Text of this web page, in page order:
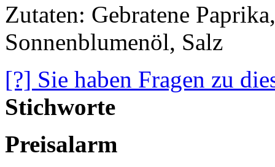
Zutaten: Gebratene
Sonnenblumenöl, Salz
[?] Sie haben Fragen zu
Stichworte
Preisalarm